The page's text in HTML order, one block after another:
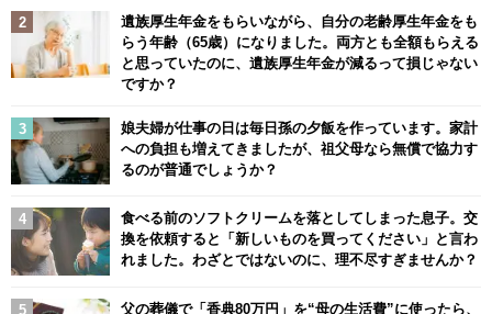
遺族厚生年金をもらいながら、自分の老齢厚生年金をも
らう年齢（65歳）になりました。両方とも全額もらえる
と思っていたのに、遺族厚生年金が減るって損じゃない
ですか？
娘夫婦が仕事の日は毎日孫の夕飯を作っています。家計
への負担も増えてきましたが、祖父母なら無償で協力す
るのが普通でしょうか？
食べる前のソフトクリームを落としてしまった息子。交
換を依頼すると「新しいものを買ってください」と言わ
れました。わざとではないのに、理不尽すぎませんか？
父の葬儀で「香典80万円」を“母の生活費”に使ったら、